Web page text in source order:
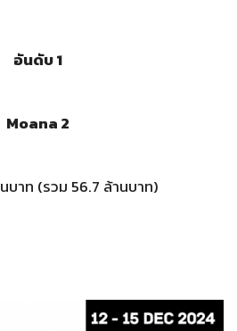
อันดับ 1
Moana 2
บาท (รวม 56.7 ล้านบาท)